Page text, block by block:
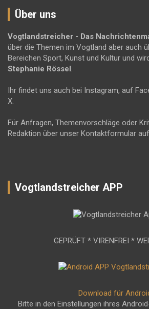
Über uns
Vogtlandstreicher - Das
über die Themen im Vogtland aber auch
Bereichen Sport, Kunst und Kultur und
Stephanie Rössel.
Ihr findet uns auch bei Instagram, auf
X.
Für Anfragen, Themenvorschläge oder
Redaktion über unser Kontaktformular
Vogtlandstreicher APP
GEPRÜFT * VIRENFREI *
Download für
Bitte in den Einstellungen ihres